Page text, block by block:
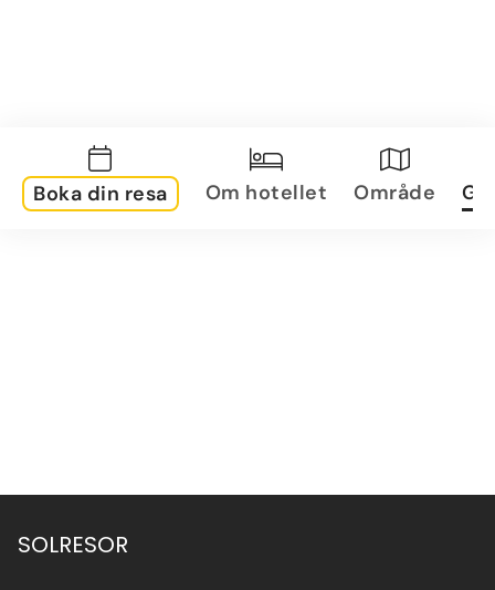
Boka din resa Om hotellet Område
SOLRESOR